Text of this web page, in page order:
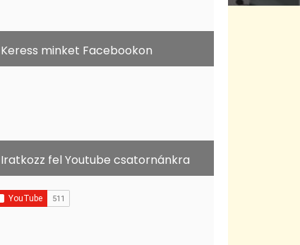
Keress minket Facebookon
Iratkozz fel Youtube csatornánkra